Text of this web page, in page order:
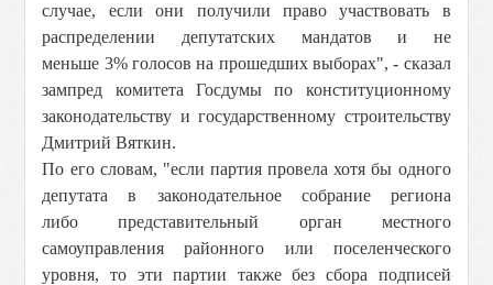
случае, если они получили право участвовать в
распределении депутатских мандатов и не
меньше 3% голосов на прошедших выборах", - сказал
зампред комитета Госдумы по конституционному
законодательству и государственному строительству
Дмитрий Вяткин.
По его словам, "если партия провела хотя бы одного
депутата в законодательное собрание региона
либо представительный орган местного
самоуправления районного или поселенческого
уровня, то эти партии также без сбора подписей